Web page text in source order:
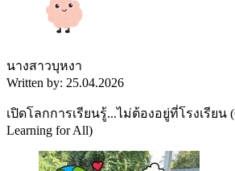
นางสาวบุหงา
Written by: 25.04.2026
เปิดโลกการเรียนรู้...ไม่ต้องอยู่ที่โรงเรียน
Learning for All)